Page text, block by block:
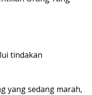
tindakan
yang sedang marah,